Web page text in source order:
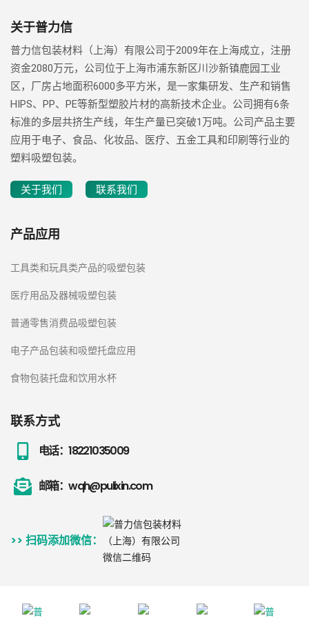
关于普力信
普力信包装材料（上海）有限公司于2009年在上海成立，注册
资金2080万元，公司位于上海市浦东新区川沙新镇鹿园工业
区，厂房占地面积6000多平方米，是一家集研发、生产和销售
HIPS、PP、PE等新型塑胶片材的高新技术企业。公司拥有6条
标准的多层共挤生产线，年生产量已突破1万吨。公司产品主要
应用于电子、食品、化妆品、医疗、五金工具和印刷等行业的
塑料吸塑包装。
关于我们 联系我们
产品应用
工具类和玩具类产品的吸塑包装
医疗用品及器械吸塑包装
普通零售消费品吸塑包装
电子产品包装和吸塑托盘应用
食物包装托盘和饮用水杯
联系方式
电话：18221035009
邮箱：wqh@pulixin.com
>> 扫码添加微信：